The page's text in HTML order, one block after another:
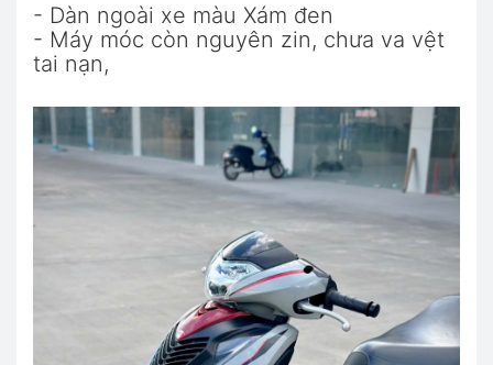
- Dàn ngoài xe màu Xám đen
- Máy móc còn nguyên zin, chưa va vệt
tai nạn,